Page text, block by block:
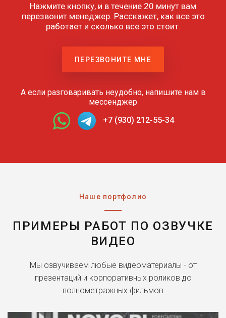
Нажмите кнопку, и в течение 20 минут вам
перезвонит менеджер. Расскажет, как все это
работает и сколько все это стоит.
ПЕРЕЗВОНИТЕ МНЕ
А если разговаривать неудобно, напишите нам в
мессенджер
+7 (930) 212-55-34
Наше портфолио
ПРИМЕРЫ РАБОТ ПО ОЗВУЧКЕ
ВИДЕО
Мы озвучиваем любые видеоматериалы - от
презентаций и корпоративных роликов до
полнометражных фильмов